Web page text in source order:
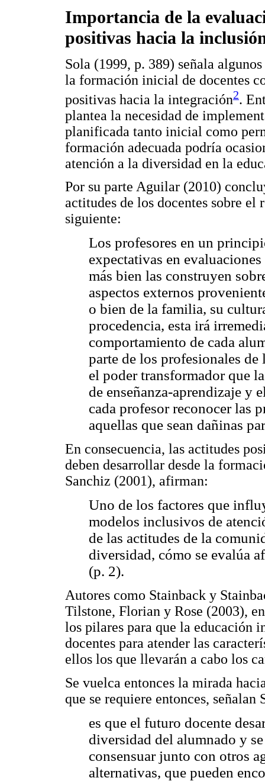
Importancia de la
positivas hacia la
Sola (1999, p. 389) señala
la formación inicial de docentes
positivas hacia la integración2.
plantea la necesidad de
planificada tanto inicial como
formación adecuada podría
atención a la diversidad en la
Por su parte Aguilar (2010)
actitudes de los docentes sobre
siguiente:
Los profesores en un
expectativas en
más bien las construyen
aspectos externos
o bien de la familia, su
procedencia, esta irá
comportamiento de cada
parte de los profesionales
el poder transformador que
de enseñanza-aprendizaje y
cada profesor reconocer las
aquellas que sean dañinas
En consecuencia, las actitudes
deben desarrollar desde la
Sanchiz (2001), afirman:
Uno de los factores que
modelos inclusivos de
de las actitudes de la
diversidad, cómo se evalúa
(p. 2).
Autores como Stainback y
Tilstone, Florian y Rose (2003),
los pilares para que la educación
docentes para atender las
ellos los que llevarán a cabo los
Se vuelca entonces la mirada
que se requiere entonces,
es que el futuro docente
diversidad del alumnado y
consensuar junto con otros
alternativas, que pueden